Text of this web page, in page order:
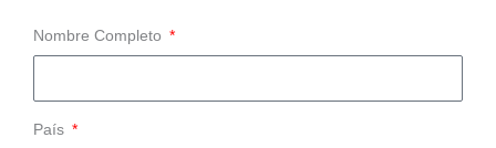
Nombre Completo
País